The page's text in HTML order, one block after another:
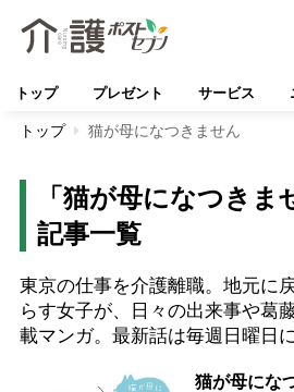
トップ プレゼント サービス
トップ 猫が母になつきません
「猫が母になつきま
記事一覧
東京の仕事を介護離職。地元に
らす女子が、日々の出来事や葛
載マンガ。最新話は毎週日曜日に
猫が母にな